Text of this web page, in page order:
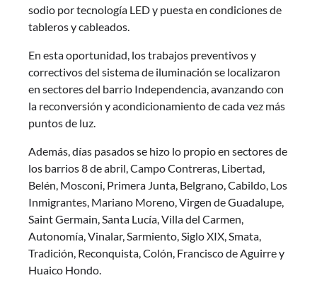
sodio por tecnología LED y puesta en condiciones de
tableros y cableados.
En esta oportunidad, los trabajos preventivos y
correctivos del sistema de iluminación se localizaron
en sectores del barrio Independencia, avanzando con
la reconversión y acondicionamiento de cada vez más
puntos de luz.
Además, días pasados se hizo lo propio en sectores de
los barrios 8 de abril, Campo Contreras, Libertad,
Belén, Mosconi, Primera Junta, Belgrano, Cabildo, Los
Inmigrantes, Mariano Moreno, Virgen de Guadalupe,
Saint Germain, Santa Lucía, Villa del Carmen,
Autonomía, Vinalar, Sarmiento, Siglo XIX, Smata,
Tradición, Reconquista, Colón, Francisco de Aguirre y
Huaico Hondo.